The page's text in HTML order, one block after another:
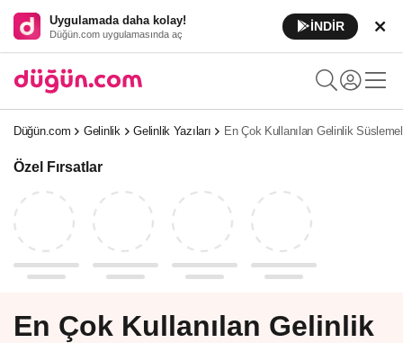
Uygulamada daha kolay!
Düğün.com uygulamasında aç
İNDİR
Düğün.com Gelinlik Gelinlik Yazıları En Çok Kullanılan Gelinlik
Özel Fırsatlar
En Çok Kullanılan Gelinlik